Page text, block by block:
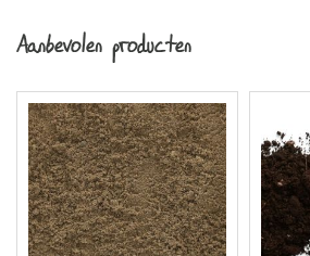
Aanbevolen producten